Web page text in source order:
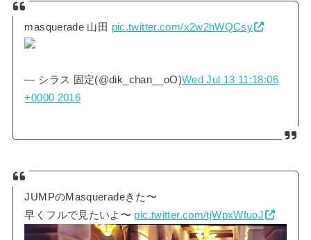
masquerade 山田 pic.twitter.com/x2w2hWQCsy
— シラス 固定(@dik_chan__oO)Wed Jul 13 11:18:06
+0000 2016
JUMPのMasqueradeきた〜
早くフルで見たいよ〜 pic.twitter.com/tjWpxWfuoJ